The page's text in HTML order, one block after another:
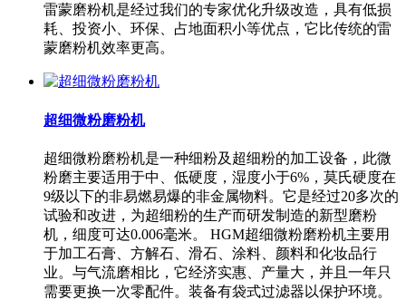
雷蒙磨粉机是经过我们的专家优化升级改造，具有低损
耗、投资小、环保、占地面积小等优点，它比传统的雷
蒙磨粉机效率更高。
超细微粉磨粉机
超细微粉磨粉机是一种细粉及超细粉的加工设备，此微
粉磨主要适用于中、低硬度，湿度小于6%，莫氏硬度在
9级以下的非易燃易爆的非金属物料。它是经过20多次的
试验和改进，为超细粉的生产而研发制造的新型磨粉
机，细度可达0.006毫米。 HGM超细微粉磨粉机主要用
于加工石膏、方解石、滑石、涂料、颜料和化妆品行
业。与气流磨相比，它经济实惠、产量大，并且一年只
需要更换一次零配件。装备有袋式过滤器以保护环境。